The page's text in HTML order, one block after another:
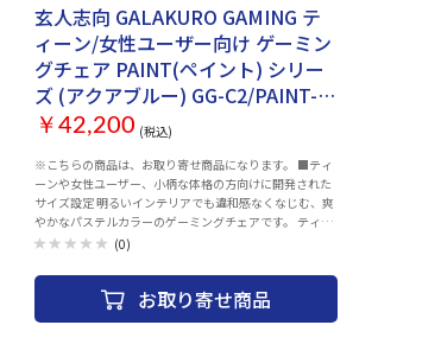
玄人志向 GALAKURO GAMING テ
ィーン/女性ユーザー向け ゲーミン
グチェア PAINT(ペイント) シリー
ズ (アクアブルー) GG-C2/PAINT-
AB
￥42,200 (税込)
※こちらの商品は、お取り寄せ商品になります。 ■ティ
ーンや女性ユーザー、小柄な体格の方向けに開発された
サイズ設定 明るいインテリアでも違和感なくなじむ、爽
やかなパステルカラーのゲーミングチェアです。 ティー
ンや女性ユーザー、小柄な体格の方向けに低座面にサイ
つきやすくなっています。 フィット感を重視したスラブ
ウレタンにより、ゆったりと安定した座り心地をお楽し
みいただけます。 2アームレスト、155°リクライニン
(0)
お取り寄せ商品